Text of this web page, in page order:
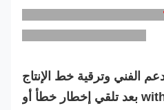
2. ردود الفعل withini 12h بعد تلقي إخطار خطأ أو